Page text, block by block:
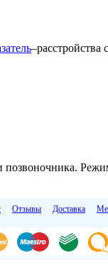
–расстройства
Отзывы Доставка